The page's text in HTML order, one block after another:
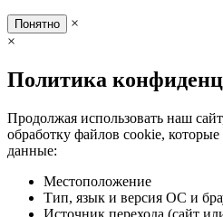
Понятно
×
×
Политика
Продолжая использовать наш
обработку файлов cookie,
данные:
Местоположение
Тип, язык и версия ОС и
Источник перехода (сайт